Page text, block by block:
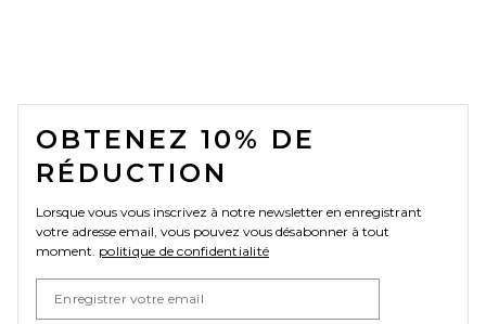
FOOTER
OBTENEZ 10% DE
RÉDUCTION
Lorsque vous vous inscrivez à notre newsletter en enregistrant
votre adresse email, vous pouvez vous désabonner à tout
moment. politique de confidentialité